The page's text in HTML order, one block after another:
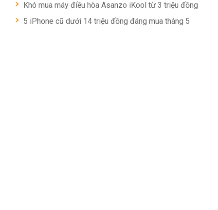
Khó mua máy điều hòa Asanzo iKool từ 3 triệu đồng
5 iPhone cũ dưới 14 triệu đồng đáng mua tháng 5